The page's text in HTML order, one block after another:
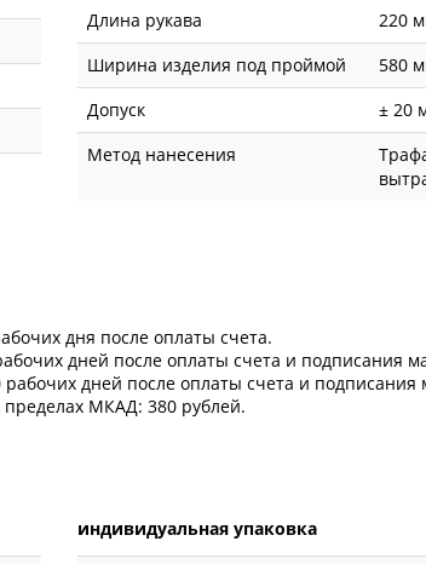
Длина рукава
220
Ширина изделия под проймой
580
Допуск
± 20
Метод нанесения
дня после оплаты счета.
дней после оплаты счета и подписания
рабочих дней после оплаты счета и подписания
МКАД: 380 рублей.
индивидуальная упаковка